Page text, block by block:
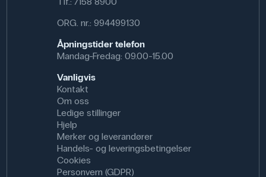
ORG. nr.: 994499130
Åpningstider telefon
Mandag-Fredag: 09.00-15.00
Vanligvis
Kontakt
Om oss
Ledige stillinger
Hjelp
Merker og leverandører
Handels- og leveringsbetingelser
Cookies
Personvern (GDPR)